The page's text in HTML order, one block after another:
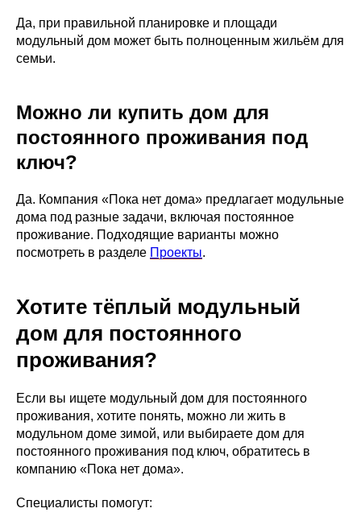
Да, при правильной планировке и площади
модульный дом может быть полноценным жильём для
семьи.
Можно ли купить дом для
постоянного проживания под
ключ?
Да. Компания «Пока нет дома» предлагает модульные
дома под разные задачи, включая постоянное
проживание. Подходящие варианты можно
посмотреть в разделе Проекты.
Хотите тёплый модульный
дом для постоянного
проживания?
Если вы ищете модульный дом для постоянного
проживания, хотите понять, можно ли жить в
модульном доме зимой, или выбираете дом для
постоянного проживания под ключ, обратитесь в
компанию «Пока нет дома».
Специалисты помогут: